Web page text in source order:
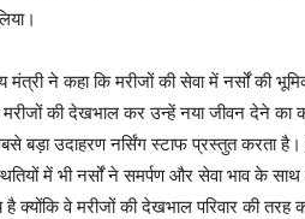
ने कहा कि मरीजों की सेवा में नर्सों की
की देखभाल कर उन्हें नया जीवन देने का
बड़ा उदाहरण नर्सिंग स्टाफ प्रस्तुत करता
में भी नर्सों ने समर्पण और सेवा भाव के साथ
क्योंकि वे मरीजों की देखभाल परिवार की तरह